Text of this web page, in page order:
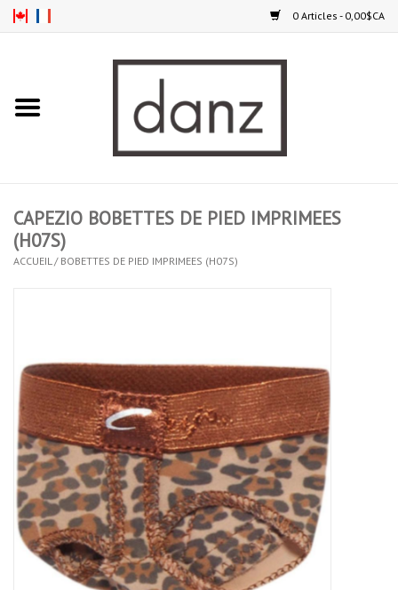
0 Articles - 0,00$CA
COLLANTS
ENFANTS
Accessoires
SPÉCIAUX- VENTE FINALE
PARTENARIAT
FAIT AU QUEBEC
CAPEZIO BOBETTES DE PIED IMPRIMEES
(H07S)
ACCUEIL / BOBETTES DE PIED IMPRIMEES (H07S)